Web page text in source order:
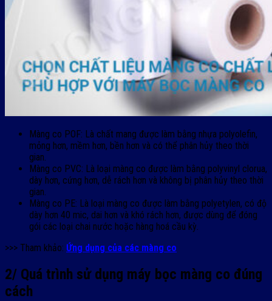
Màng co POF: Là chất mang được làm bằng nhựa polyolefin,
mỏng hơn, mềm hơn, bền hơn và có thể phân hủy theo thời
gian.
Màng co PVC: Là loại màng co được làm bằng polyvinyl clorua,
dày hơn, cứng hơn, dễ rách hơn và không bị phân hủy theo thời
gian.
Màng co PE: Là loại màng co được làm bằng polyetylen, có độ
dày hơn 40 mic, dai hơn và khó rách hơn, được dùng để đóng
gói các loại chai nước hoặc hàng hoá cầu kỳ.
>>> Tham khảo: Ứng dụng của các màng co
2/ Quá trình sử dụng máy bọc màng co đúng
cách